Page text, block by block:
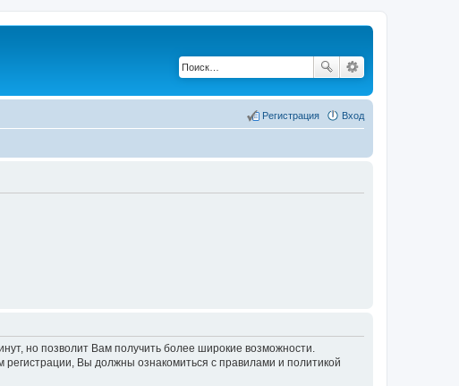
Вход
Регистрация
но позволит Вам получить более широкие возможности.
Вы должны ознакомиться с правилами и политикой